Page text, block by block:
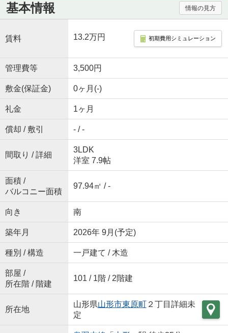
基本情報 情報の見方
賃料 13.2万円 初期費用シミュレーション
管理費等 3,500円
敷金(保証金) 0ヶ月(-)
礼金 1ヶ月
償却 / 敷引 - / -
間取り / 詳細
3LDK
洋室 7.9帖
面積 /
バルコニー面積
97.94㎡ / -
向き 南
築年月 2026年 9月(予定)
種別 / 構造 一戸建て / 木造
部屋 /
所在階 / 階建
101 / 1階 / 2階建
所在地
山形県山形市東原町２丁目詳細未
定